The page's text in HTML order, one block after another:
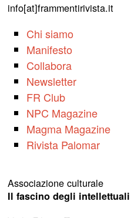
info[at]frammentirivista.it
Chi siamo
Manifesto
Collabora
Newsletter
FR Club
NPC Magazine
Magma Magazine
Rivista Palomar
Associazione culturale
Il fascino degli intellettuali